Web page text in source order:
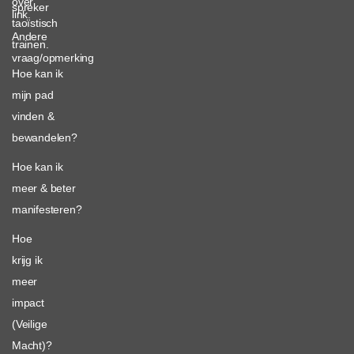
spreker
Andere
vraag/opmerking
link.
taoïstisch
trainen.
Hoe kan ik
mijn pad
vinden &
bewandelen?
Hoe kan ik
meer & beter
manifesteren?
Hoe
krijg ik
meer
impact
(Veilige
Macht)?